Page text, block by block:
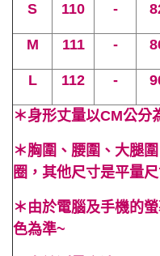
S 110 -
M 111 -
L 112 -
＊身形丈量以CM公分
＊胸圍、腰圍、大腿
圈，其他尺寸是平量
＊由於電腦及手機的
色為準~